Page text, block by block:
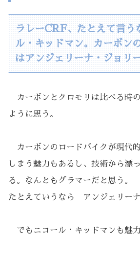
ラレーCRF、たとえて言う
ル・キッドマン。カーボン
はアンジェリーナ・ジョリ
カーボンとクロモリは比べる時
ように思う。
カーボンのロードバイクが現代
しまう魅力もあるし、技術から漂
る。なんともグラマーだと思う。
たとえていうなら アンジェリーナ
でもニコール・キッドマンも魅力